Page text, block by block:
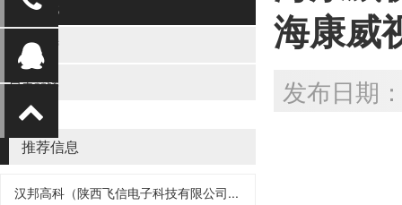
陕西总代
厂家直营
自主品牌
推荐信息
汉邦高科（陕西飞信电子科技有限公司...
海康威
发布日期